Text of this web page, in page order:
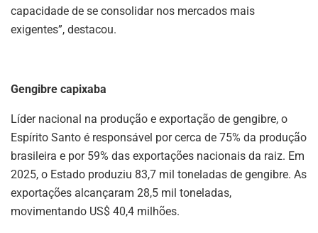
capacidade de se consolidar nos mercados mais
exigentes”, destacou.
Gengibre capixaba
Líder nacional na produção e exportação de gengibre, o
Espírito Santo é responsável por cerca de 75% da produção
brasileira e por 59% das exportações nacionais da raiz. Em
2025, o Estado produziu 83,7 mil toneladas de gengibre. As
exportações alcançaram 28,5 mil toneladas,
movimentando US$ 40,4 milhões.